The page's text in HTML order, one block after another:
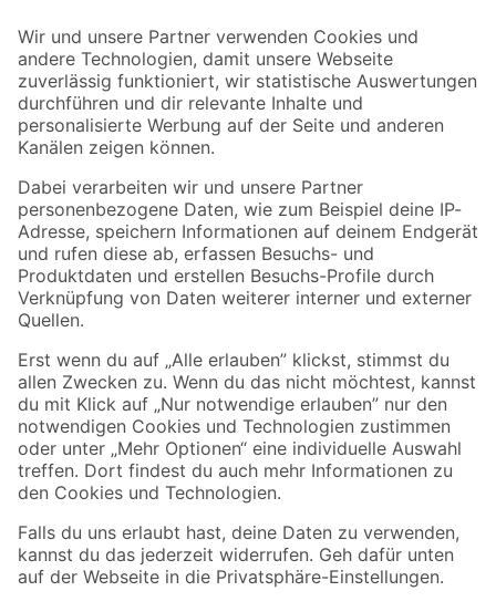
Der toom Newsletter: Keine Angebote und Aktionen mehr verpassen!
Zur Newsletter Anmeldung
Folge uns
Zahlungsarten Versandarten
Sicher einkaufen
Jetzt die toom-App herunterladen
Alle Preisangaben in EUR inkl. gesetzl. MwSt.. Die dargestellten Angebote sind unter
Umständen nicht in allen Märkten verfügbar. Die angegebenen Verfügbarkeiten beziehen